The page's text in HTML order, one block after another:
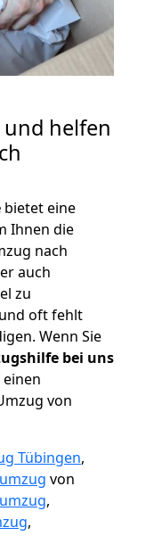
helfen
bietet eine
Ihnen die
nach
auch
zu
oft fehlt
Wenn Sie
bei uns
von
Tübingen,
von
,
,